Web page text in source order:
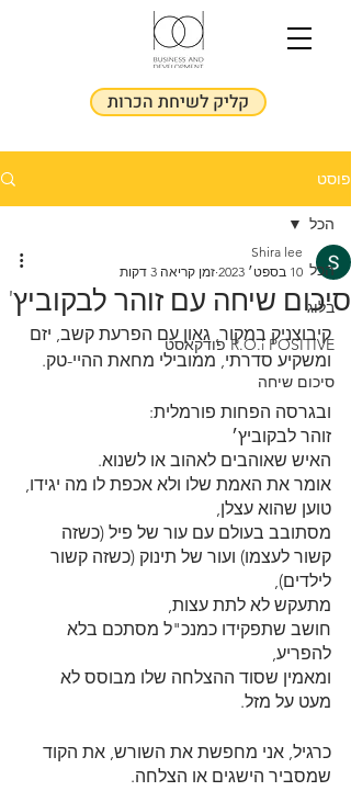
קליק לשיחת הכרות
פוסט
הכל
בלוג
R.O.i POSITIVE פודקאסט
סיכום שיחה
הכל
סיכום שיחה עם זוהר לבקוביץ'
Shira lee
10 בספט׳ 2023
זמן קריאה 3 דקות
קיבוצניק במקור, גאון עם הפרעת קשב, יזם
ומשקיע סדרתי, ממובילי מחאת ההיי-טק.
ובגרסה הפחות פורמלית:
זוהר לבקוביץ׳
האיש שאוהבים לאהוב או לשנוא.
אומר את האמת שלו ולא אכפת לו מה יגידו,
טוען שהוא עצלן,
מסתובב בעולם עם עור של פיל (כשזה
קשור לעצמו) ועור של תינוק (כשזה קשור
לילדים),
מתעקש לא לתת עצות,
חושב שתפקידו כמנכ"ל מסתכם בלא
להפריע,
ומאמין שסוד ההצלחה שלו מבוסס לא
מעט על מזל.
כרגיל, אני מחפשת את השורש, את הקוד
שמסביר הישגים או הצלחה.